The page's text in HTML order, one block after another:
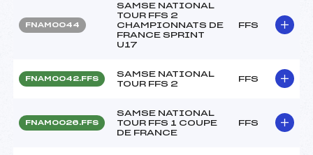
FNAM0044
SAMSE NATIONAL
TOUR FFS 2
CHAMPIONNATS DE
FRANCE SPRINT
U17
FFS
FNAM0042.FFS
SAMSE NATIONAL
TOUR FFS 2
FFS
FNAM0026.FFS
SAMSE NATIONAL
TOUR FFS 1 COUPE
DE FRANCE
FFS